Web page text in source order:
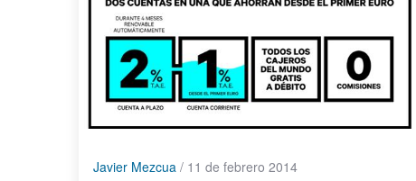
Javier Mezcua / 11 de febrero 2014